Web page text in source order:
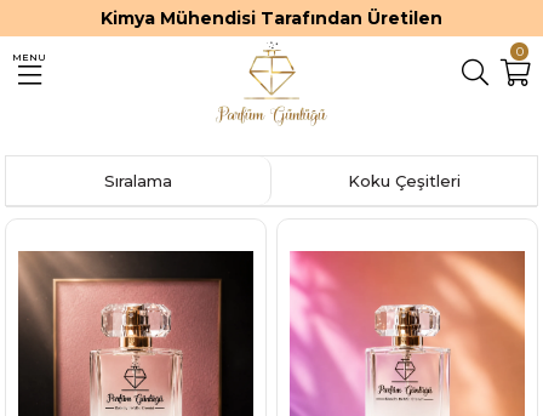
Kimya Mühendisi Tarafından Üretilen
0
MENU
Koku Çeşitleri
Sıralama